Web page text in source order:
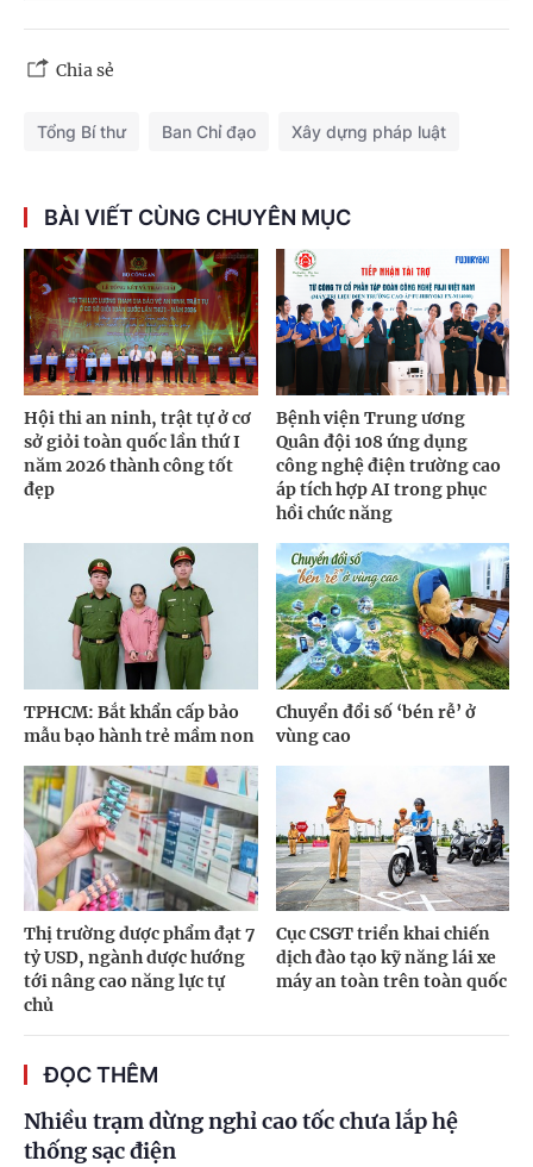
Chia sẻ
Tổng Bí thư Ban Chỉ đạo Xây dựng pháp luật
BÀI VIẾT CÙNG CHUYÊN MỤC
Hội thi an ninh, trật tự ở cơ
sở giỏi toàn quốc lần thứ I
năm 2026 thành công tốt
đẹp
Bệnh viện Trung ương
Quân đội 108 ứng dụng
công nghệ điện trường cao
áp tích hợp AI trong phục
hồi chức năng
TPHCM: Bắt khẩn cấp bảo
mẫu bạo hành trẻ mầm non
Chuyển đổi số ‘bén rễ’ ở
vùng cao
Thị trường dược phẩm đạt 7
tỷ USD, ngành dược hướng
tới nâng cao năng lực tự
chủ
Cục CSGT triển khai chiến
dịch đào tạo kỹ năng lái xe
máy an toàn trên toàn quốc
ĐỌC THÊM
Nhiều trạm dừng nghỉ cao tốc chưa lắp hệ
thống sạc điện